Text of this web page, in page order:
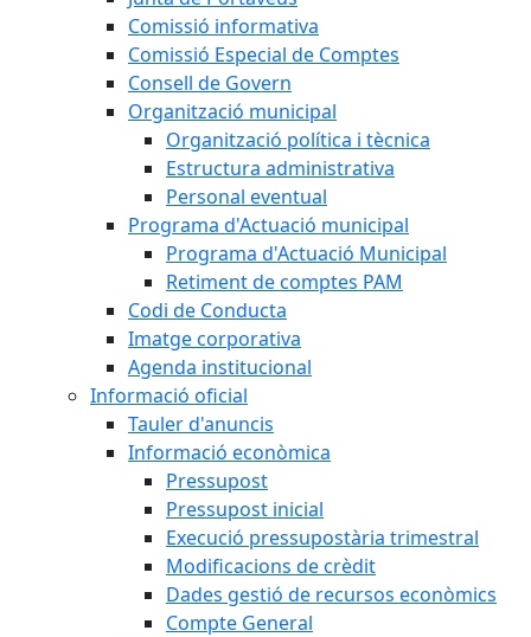
Comissió informativa
Comissió Especial de Comptes
Consell de Govern
Organització municipal
Organització política i tècnica
Estructura administrativa
Personal eventual
Programa d'Actuació municipal
Programa d'Actuació Municipal
Retiment de comptes PAM
Codi de Conducta
Imatge corporativa
Agenda institucional
Informació oficial
Tauler d'anuncis
Informació econòmica
Pressupost
Pressupost inicial
Execució pressupostària trimestral
Modificacions de crèdit
Dades gestió de recursos econòmics
Compte General